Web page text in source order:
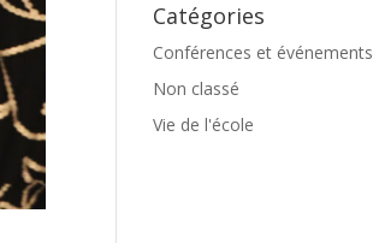
Catégories
Conférences et événements
Non classé
Vie de l'école